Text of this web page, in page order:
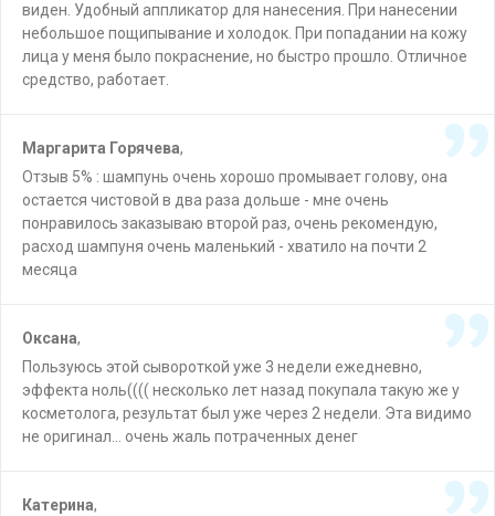
виден. Удобный аппликатор для нанесения. При нанесении
небольшое пощипывание и холодок. При попадании на кожу
лица у меня было покраснение, но быстро прошло. Отличное
средство, работает.
Маргарита Горячева,
Отзыв 5% : шампунь очень хорошо промывает голову, она
остается чистовой в два раза дольше - мне очень
понравилось заказываю второй раз, очень рекомендую,
расход шампуня очень маленький - хватило на почти 2
месяца
Оксана,
Пользуюсь этой сывороткой уже 3 недели ежедневно,
эффекта ноль(((( несколько лет назад покупала такую же у
косметолога, результат был уже через 2 недели. Эта видимо
не оригинал… очень жаль потраченных денег
Катерина,